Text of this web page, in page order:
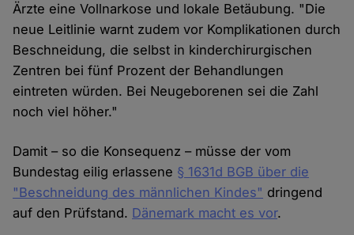
Ärzte eine Vollnarkose und lokale Betäubung. "Die
neue Leitlinie warnt zudem vor Komplikationen durch
Beschneidung, die selbst in kinderchirurgischen
Zen­tren bei fünf Prozent der Behandlungen
eintreten würden. Bei Neugeborenen sei die Zahl
noch viel höher."
Damit – so die Konsequenz – müsse der vom
Bundestag eilig erlassene § 1631d BGB über die
"Beschneidung des männlichen Kindes" dringend
auf den Prüfstand. Dänemark macht es vor.